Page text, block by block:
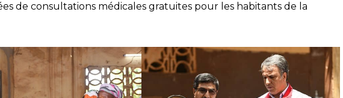
de consultations médicales gratuites pour les habitants de la